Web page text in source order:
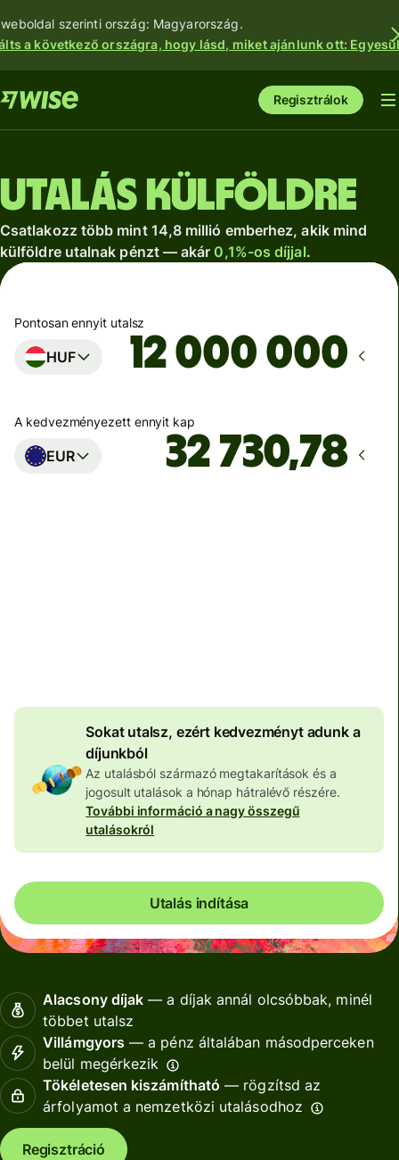
szerinti ország: Magyarország.
a következő országra, hogy lásd, miket ajánlunk ott:
Regisztrálok
Utalás külföldre
Csatlakozz több mint 14,8 millió emberhez, akik mind
külföldre utalnak pénzt — akár 0,1%-os díjjal.
Pontosan ennyit utalsz
HUF
A kedvezményezett ennyit kap
EUR
Sokat utalsz, ezért kedvezményt adunk a
díjunkból
Az utalásból származó megtakarítások és a
jogosult utalások a hónap hátralévő részére.
További információ a nagy összegű
utalásokról
Utalás indítása
Alacsony díjak — a díjak annál olcsóbbak, minél
többet utalsz
Villámgyors — a pénz általában másodperceken
belül megérkezik
Tökéletesen kiszámítható — rögzítsd az
árfolyamot a nemzetközi utalásodhoz
Regisztráció